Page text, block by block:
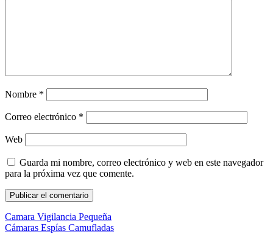
Nombre *
Correo electrónico *
Web
Guarda mi nombre, correo electrónico y web en este navegador
para la próxima vez que comente.
Camara Vigilancia Pequeña
Cámaras Espías Camufladas